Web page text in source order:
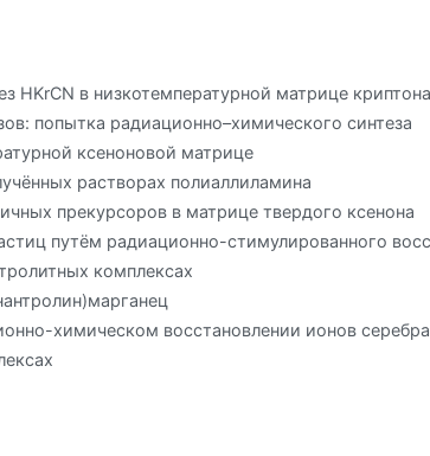
HKrCN в низкотемпературной матрице криптона
попытка радиационно–химического синтеза
ксеноновой матрице
растворах полиаллиламина
прекурсоров в матрице твердого ксенона
путём радиационно-стимулированного
комплексах
химическом восстановлении ионов